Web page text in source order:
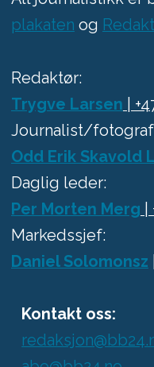
plakaten og
Redaktør:
Trygve Larsen |
Journalist/
Odd Erik Skavold
Daglig leder:
Per Morten Merg
Markedssjef:
Daniel Solomonsz
Kontakt oss: